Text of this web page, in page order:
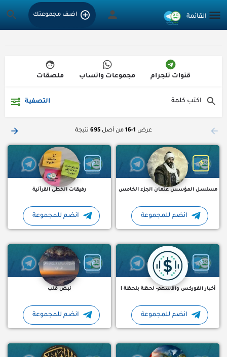
اضف مجموعتك
قنوات تلجرام مجموعات واتساب ملصقات
التصفية
عرض 1-16 من أصل 695 نتيجة
مسلسل المؤسس عثمان الجزء الخامس
انضم للمجموعة
رفيقات الخطى القرآنية
انضم للمجموعة
أخبار الفوركس والأسهم- لحظة بلحظة !
أخبار الفوركس والأسهم مباشرة - لحظة بلحظة !⚡️📈💰 أسرع واهم
انضم للمجموعة
نبض قلب
نبض قلب قنوات تلجرام
انضم للمجموعة
المغرب والعالم: مساحة عربية للنقاش والثقافة تجمع المغرب
أهل التقوى 🕊️ "وَتَزَوَّدُوا فَإِنَّ